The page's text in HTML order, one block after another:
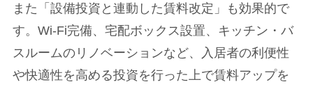
また「設備投資と連動した賃料改定」も効果的で
す。Wi-Fi完備、宅配ボックス設置、キッチン・バ
スルームのリノベーションなど、入居者の利便性
や快適性を高める投資を行った上で賃料アップを